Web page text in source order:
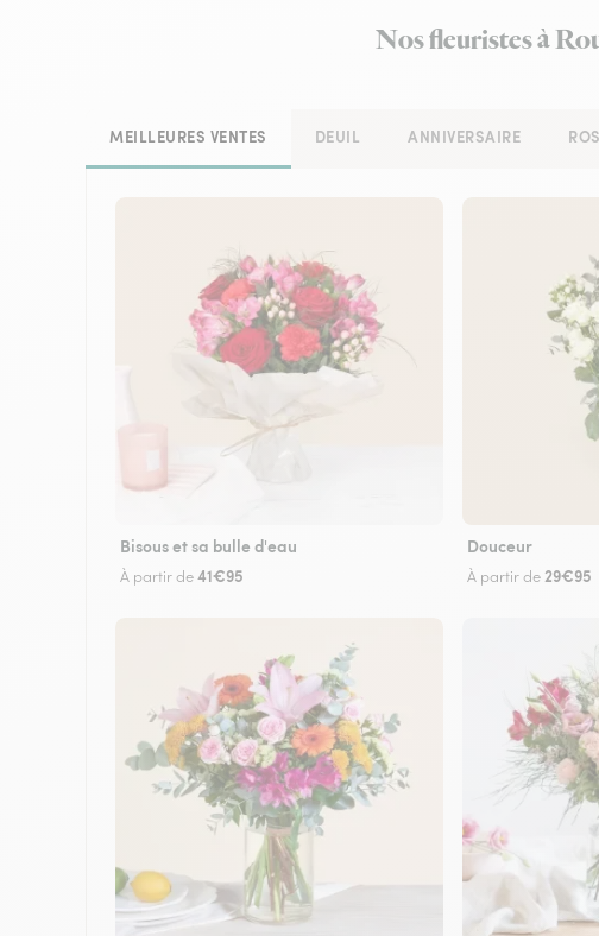
Nos fleuristes à
MEILLEURES VENTES DEUIL ANNIVERSAIRE
Bisous et sa bulle d'eau
À partir de41€95
Douceur
À partir de 29€95